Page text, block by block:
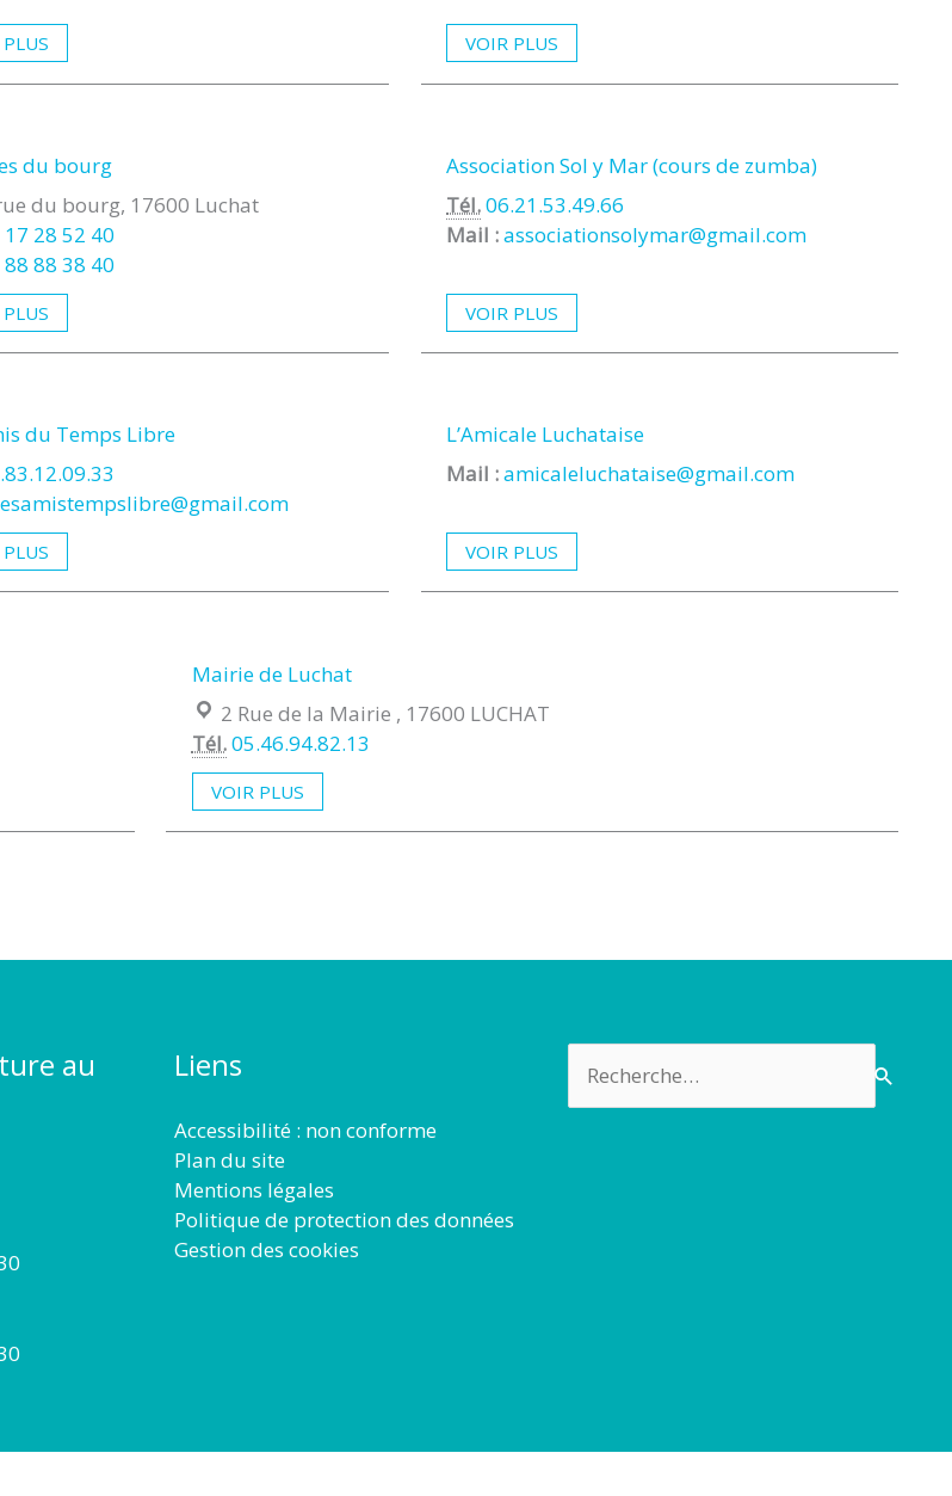
VOIR PLUS
du bourg
:
du bourg, 17600 Luchat
17 28 52 40
88 88 38 40
Association Sol y Mar (cours de zumba)
Tél.06.21.53.49.66
Mail :associationsolymar@gmail.com
VOIR PLUS
du Temps Libre
L’Amicale Luchataise
Mail :amicaleluchataise@gmail.com
VOIR PLUS
Mairie de Luchat
Localisation :
2 Rue de la Mairie , 17600 LUCHAT
Tél.05.46.94.82.13
VOIR PLUS
au
Liens
Accessibilité : non conforme
Plan du site
Mentions légales
Politique de protection des données
Gestion des cookies